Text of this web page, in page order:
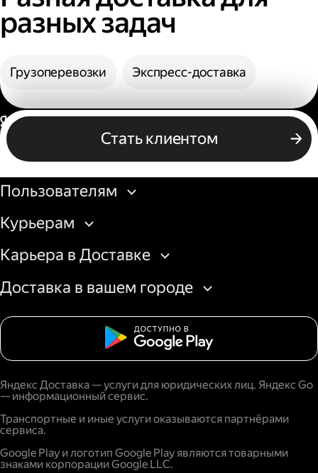
разных задач
Грузоперевозки Экспресс-доставка
Стать клиентом
Россия
Бизнесу
Пользователям
Курьерам
Карьера в Доставке
Доставка в вашем городе
Яндекс Доставка — услуги для юридических лиц. Яндекс Go
— информационный сервис.
Транспортные и иные услуги оказываются партнёрами
сервиса.
Google Play и логотип Google Play являются товарными
знаками корпорации Google LLC.